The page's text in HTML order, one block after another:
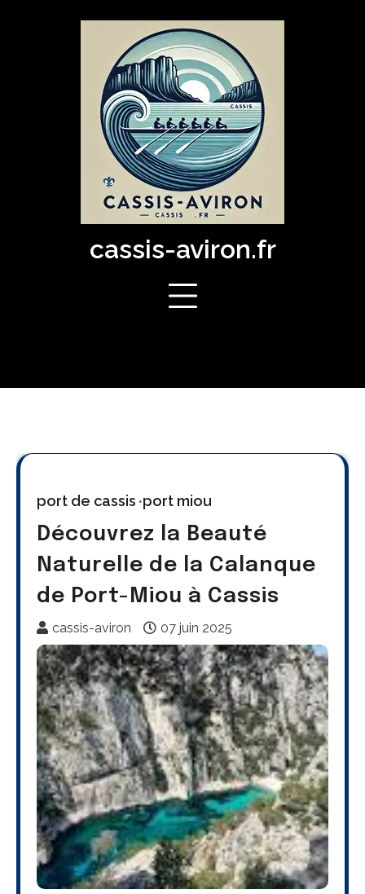
cassis-aviron.fr
port de cassis port miou
Découvrez la Beauté
Naturelle de la Calanque
de Port-Miou à Cassis
cassis-aviron 07 juin 2025